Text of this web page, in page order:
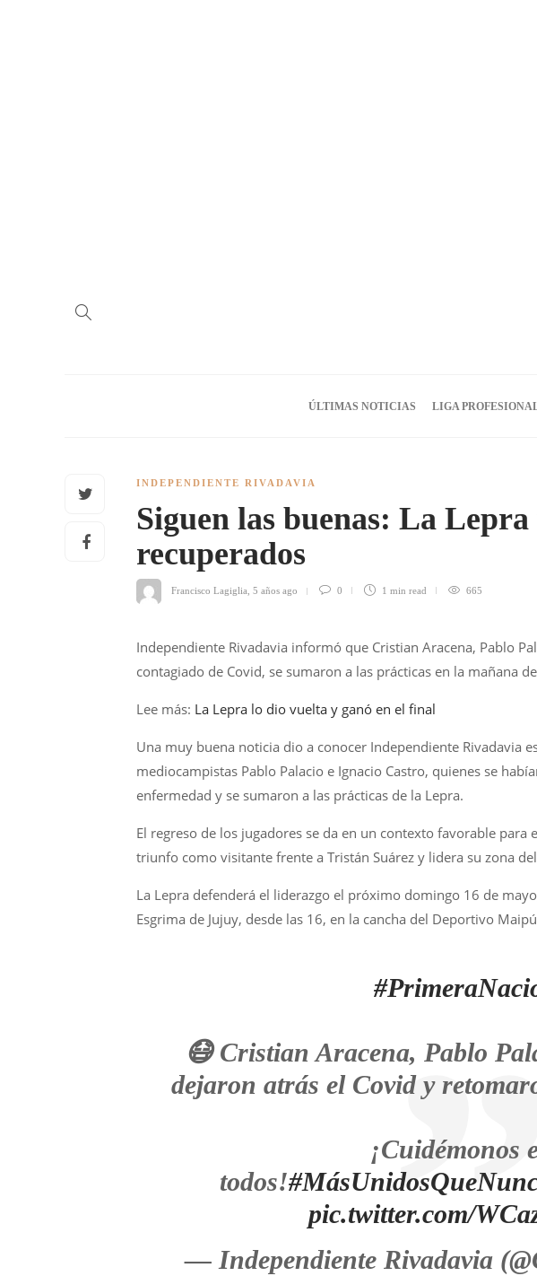
ÚLTIMAS NOTICIAS LIGA
INDEPENDIENTE RIVADAVIA
Siguen las buenas: La
recuperados
Francisco Lagiglia 5 años ago 0 1 min read 665
Independiente Rivadavia informó que Cristian Aracena, Pablo
contagiado de Covid, se sumaron a las prácticas en la mañana
Lee más: La Lepra lo dio vuelta y ganó en el final
Una muy buena noticia dio a conocer Independiente Rivadavia
mediocampistas Pablo Palacio e Ignacio Castro, quienes se
enfermedad y se sumaron a las prácticas de la Lepra.
El regreso de los jugadores se da en un contexto favorable
triunfo como visitante frente a Tristán Suárez y lidera su zona
La Lepra defenderá el liderazgo el próximo domingo 16 de
Esgrima de Jujuy, desde las 16, en la cancha del Deportivo
😷 Cristian Aracena, Pablo
dejaron atrás el Covid y
¡Cuidémonos
todos!
pic.twitter.com/
— Independiente Rivadavia